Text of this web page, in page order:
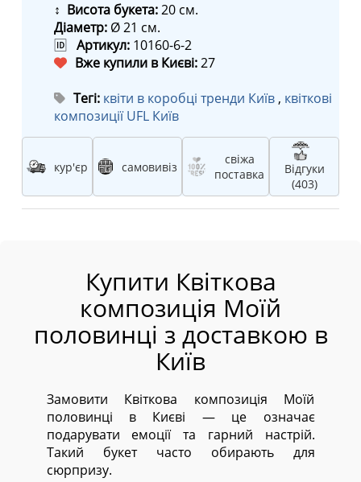
↕ Висота букета:20 см.
Діаметр: Ø 21 см.
🆔 Артикул: 10160-6-2
Вже купили в Києві:27
Тегі: квіти в коробці тренди Київ , квіткові
композиції UFL Київ
кур'єр самовивіз
свіжа
поставка
Відгуки
(403)
Купити Квіткова
композиція Моїй
половинці з доставкою в
Київ
Замовити Квіткова композиція Моїй
половинці в Києві — це означає
подарувати емоції та гарний настрій.
Такий букет часто обирають для
сюрпризу.